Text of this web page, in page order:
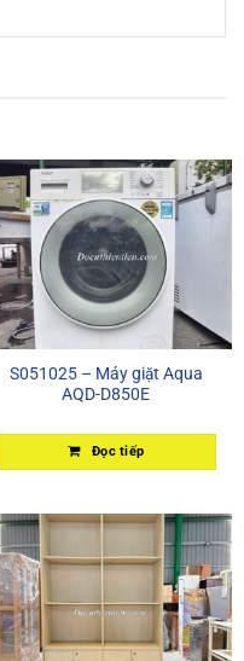
S051025 – Máy giặt Aqua
AQD-D850E
Đọc tiếp